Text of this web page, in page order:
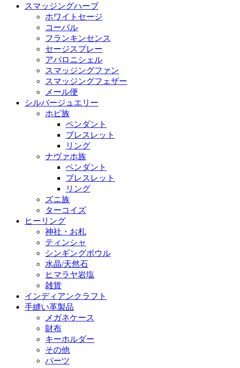
スマッジングハーブ
ホワイトセージ
コーパル
フランキンセンス
セージスプレー
アバロニシェル
スマッジングファン
スマッジングフェザー
メール便
シルバージュエリー
ホピ族
ペンダント
ブレスレット
リング
ナヴァホ族
ペンダント
ブレスレット
リング
ズニ族
ターコイズ
ヒーリング
神社・お札
ティンシャ
シンギングボウル
水晶/天然石
ヒマラヤ岩塩
雑貨
インディアンクラフト
手縫い革製品
メガネケース
財布
キーホルダー
その他
パーツ